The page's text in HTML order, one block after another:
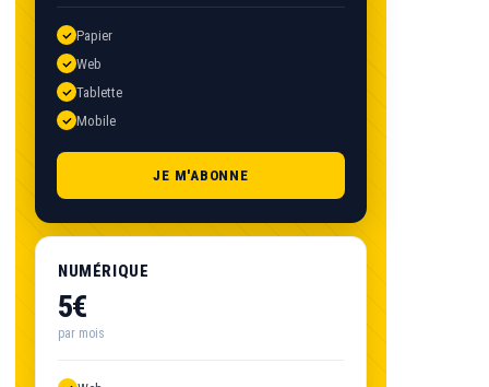
Papier
Web
Tablette
Mobile
JE M'ABONNE
NUMÉRIQUE
5€
par mois